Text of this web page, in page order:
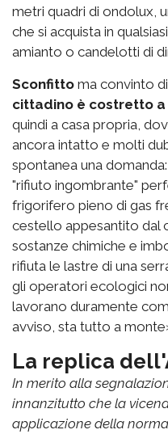
metri quadri di ondolux,
che si acquista in
amianto o candelotti di
Sconfitto ma convinto
cittadino è costretto
quindi a casa propria,
ancora intatto e molti
spontanea una
"rifiuto ingombrante"
frigorifero pieno di gas
cestello appesantito dal
sostanze chimiche e
rifiuta le lastre di una
gli operatori ecologici
lavorano duramente
avviso, sta tutto a
La replica
In merito alla
innanzitutto che la
applicazione della